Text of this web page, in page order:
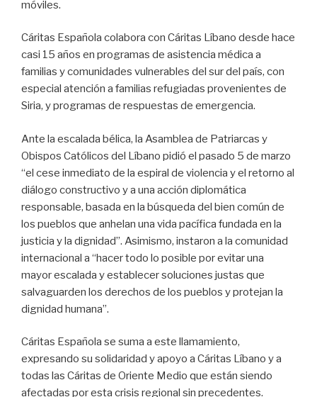
móviles.
Cáritas Española colabora con Cáritas Líbano desde hace
casi 15 años en programas de asistencia médica a
familias y comunidades vulnerables del sur del país, con
especial atención a familias refugiadas provenientes de
Siria, y programas de respuestas de emergencia.
Ante la escalada bélica, la Asamblea de Patriarcas y
Obispos Católicos del Líbano pidió el pasado 5 de marzo
“el cese inmediato de la espiral de violencia y el retorno al
diálogo constructivo y a una acción diplomática
responsable, basada en la búsqueda del bien común de
los pueblos que anhelan una vida pacífica fundada en la
justicia y la dignidad”. Asimismo, instaron a la comunidad
internacional a “hacer todo lo posible por evitar una
mayor escalada y establecer soluciones justas que
salvaguarden los derechos de los pueblos y protejan la
dignidad humana”.
Cáritas Española se suma a este llamamiento,
expresando su solidaridad y apoyo a Cáritas Líbano y a
todas las Cáritas de Oriente Medio que están siendo
afectadas por esta crisis regional sin precedentes.